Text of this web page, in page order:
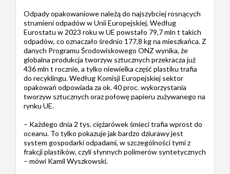
Odpady opakowaniowe należą do najszybciej rosnących
strumieni odpadów w Unii Europejskiej. Według
Eurostatu w 2023 roku w UE powstało 79,7 mln t takich
odpadów, co oznaczało średnio 177,8 kg na mieszkańca. Z
danych Programu Środowiskowego ONZ wynika, że
globalna produkcja tworzyw sztucznych przekracza już
436 mln t rocznie, a tylko niewielka część plastiku trafia
do recyklingu. Według Komisji Europejskiej sektor
opakowań odpowiada za ok. 40 proc. wykorzystania
tworzyw sztucznych oraz połowę papieru zużywanego na
rynku UE.
– Każdego dnia 2 tys. ciężarówek śmieci trafia wprost do
oceanu. To tylko pokazuje jak bardzo dziurawy jest
system gospodarki odpadami, w szczególności tymi z
frakcji plastików, czyli słynnych polimerów syntetycznych
– mówi Kamil Wyszkowski.